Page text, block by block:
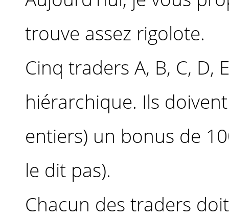
trouve assez rigolote.
Cinq traders A, B, C, D,
hiérarchique. Ils
entiers) un bonus de
le dit pas).
Chacun des traders